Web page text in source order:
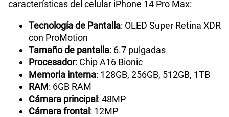
características del celular iPhone 14 Pro Max:
Tecnología de Pantalla: OLED Super Retina XDR
con ProMotion
Tamaño de pantalla: 6.7 pulgadas
Procesador: Chip A16 Bionic
Memoria interna: 128GB, 256GB, 512GB, 1TB
RAM: 6GB RAM
Cámara principal: 48MP
Cámara frontal: 12MP